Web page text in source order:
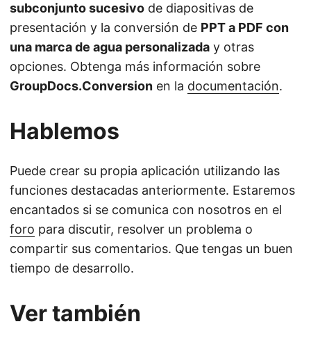
subconjunto sucesivo de diapositivas de
presentación y la conversión de PPT a PDF con
una marca de agua personalizada y otras
opciones. Obtenga más información sobre
GroupDocs.Conversion en la documentación.
Hablemos
Puede crear su propia aplicación utilizando las
funciones destacadas anteriormente. Estaremos
encantados si se comunica con nosotros en el
foro para discutir, resolver un problema o
compartir sus comentarios. Que tengas un buen
tiempo de desarrollo.
Ver también